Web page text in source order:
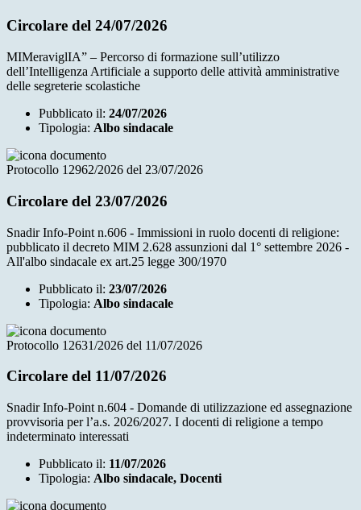
Circolare del 24/07/2026
MIMeraviglIA” – Percorso di formazione sull’utilizzo
dell’Intelligenza Artificiale a supporto delle attività amministrative
delle segreterie scolastiche
Pubblicato il: 24/07/2026
Tipologia: Albo sindacale
Protocollo 12962/2026 del 23/07/2026
Circolare del 23/07/2026
Snadir Info-Point n.606 - Immissioni in ruolo docenti di religione:
pubblicato il decreto MIM 2.628 assunzioni dal 1° settembre 2026 -
All'albo sindacale ex art.25 legge 300/1970
Pubblicato il: 23/07/2026
Tipologia: Albo sindacale
Protocollo 12631/2026 del 11/07/2026
Circolare del 11/07/2026
Snadir Info-Point n.604 - Domande di utilizzazione ed assegnazione
provvisoria per l’a.s. 2026/2027. I docenti di religione a tempo
indeterminato interessati
Pubblicato il: 11/07/2026
Tipologia: Albo sindacale, Docenti